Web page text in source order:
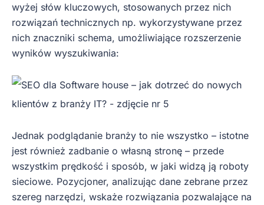
wyżej słów kluczowych, stosowanych przez nich
rozwiązań technicznych np. wykorzystywane przez
nich znaczniki schema, umożliwiające rozszerzenie
wyników wyszukiwania:
Jednak podglądanie branży to nie wszystko – istotne
jest również zadbanie o własną stronę – przede
wszystkim prędkość i sposób, w jaki widzą ją roboty
sieciowe. Pozycjoner, analizując dane zebrane przez
szereg narzędzi, wskaże rozwiązania pozwalające na